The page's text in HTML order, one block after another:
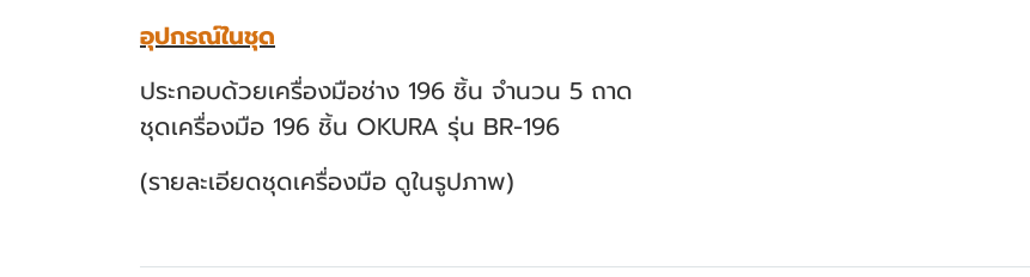
อุปกรณ์ในชุด
ประกอบด้วยเครื่องมือช่าง 196 ชิ้น จำนวน 5 ถาด
ชุดเครื่องมือ 196 ชิ้น OKURA รุ่น BR-196
(รายละเอียดชุดเครื่องมือ ดูในรูปภาพ)